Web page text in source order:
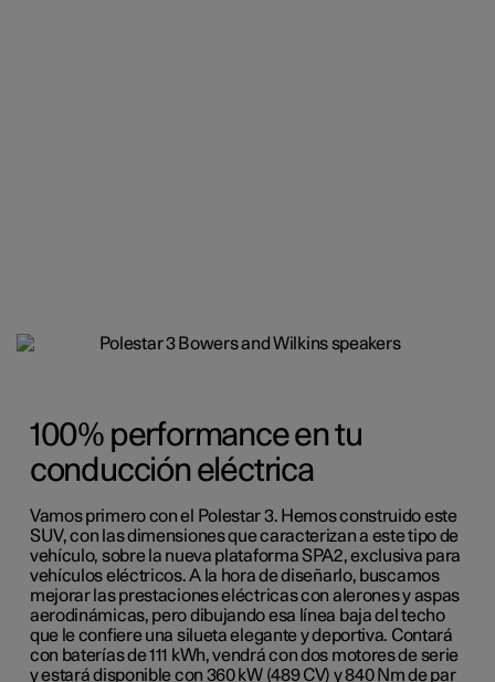
100% performance en tu
conducción eléctrica
Vamos primero con el Polestar 3. Hemos construido este
SUV, con las dimensiones que caracterizan a este tipo de
vehículo, sobre la nueva plataforma SPA2, exclusiva para
vehículos eléctricos. A la hora de diseñarlo, buscamos
mejorar las prestaciones eléctricas con alerones y aspas
aerodinámicas, pero dibujando esa línea baja del techo
que le confiere una silueta elegante y deportiva. Contará
con baterías de 111 kWh, vendrá con dos motores de serie
y estará disponible con 360 kW (489 CV) y 840 Nm de par